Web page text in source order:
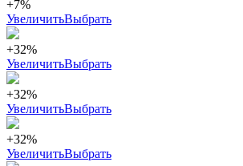
+7%
УвеличитьВыбрать
+32%
УвеличитьВыбрать
+32%
УвеличитьВыбрать
+32%
УвеличитьВыбрать